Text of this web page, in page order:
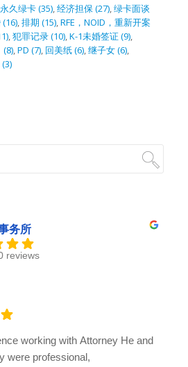
久绿卡(35),经济担保(27),绿卡面谈
(16),排期 (15),RFE，NOID，重新开案
,犯罪记录(10),K-1未婚签证(9),
(8),PD (7), 回美纸(6),继子女(6),
(3)
务所
reviews
working with Attorney He and
were professional,